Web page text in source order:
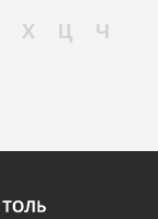
Х Ц
Ч